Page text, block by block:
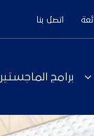
اتصل بنا
برامج الماجستير